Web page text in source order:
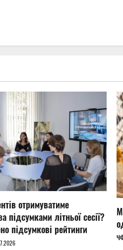
отримуватиме
підсумками літньої сесії?
підсумкові рейтинги